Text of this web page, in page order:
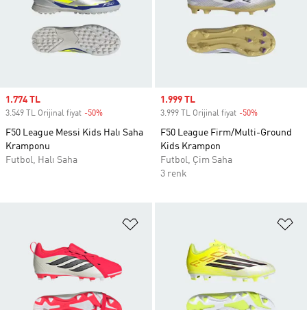
Sale price
1.774 TL
3.549 TL Orijinal fiyat -50%
F50 League Messi Kids Halı Saha
Kramponu
Futbol, Halı Saha
Sale price
1.999 TL
3.999 TL Orijinal fiyat -50%
F50 League Firm/Multi-Ground
Kids Krampon
Futbol, Çim Saha
3 renk